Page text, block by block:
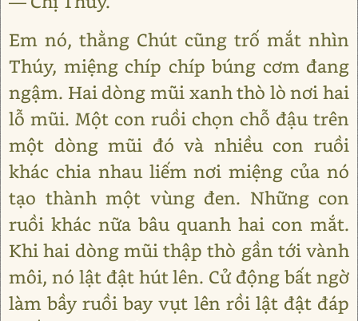
Em nó, thằng Chút cũng trố mắt nhìn
Thúy, miệng chíp chíp búng cơm đang
ngậm. Hai dòng mũi xanh thò lò nơi hai
lỗ mũi. Một con ruồi chọn chỗ đậu trên
một dòng mũi đó và nhiều con ruồi
khác chia nhau liếm nơi miệng của nó
tạo thành một vùng đen. Những con
ruồi khác nữa bâu quanh hai con mắt.
Khi hai dòng mũi thập thò gần tới vành
môi, nó lật đật hút lên. Cử động bất ngờ
làm bầy ruồi bay vụt lên rồi lật đật đáp